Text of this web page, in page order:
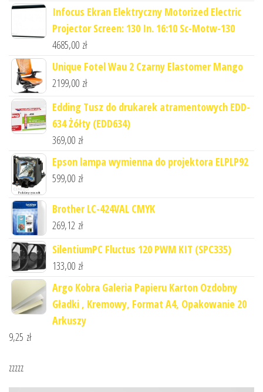
Infocus Ekran Elektryczny Motorized Electric
Projector Screen: 130 In. 16:10 Sc-Motw-130
4685,00 zł
Unique Fotel Wau 2 Czarny Elastomer Mango
2199,00 zł
Edding Tusz do drukarek atramentowych EDD-
634 Żółty (EDD634)
369,00 zł
Epson lampa wymienna do projektora ELPLP92
599,00 zł
Brother LC-424VAL CMYK
269,12 zł
SilentiumPC Fluctus 120 PWM KIT (SPC335)
133,00 zł
Argo Kobra Galeria Papieru Karton Ozdobny
Gładki , Kremowy, Format A4, Opakowanie 20
Arkuszy
9,25 zł
zzzzz